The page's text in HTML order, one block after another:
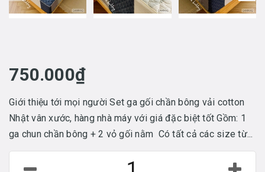
750.000₫
Giới thiệu tới mọi người Set ga gối chần bông vải cotton
Nhật vân xước, hàng nhà máy với giá đặc biệt tốt Gồm: 1
ga chun chần bông + 2 vỏ gối nằm Có tất cả các size từ...